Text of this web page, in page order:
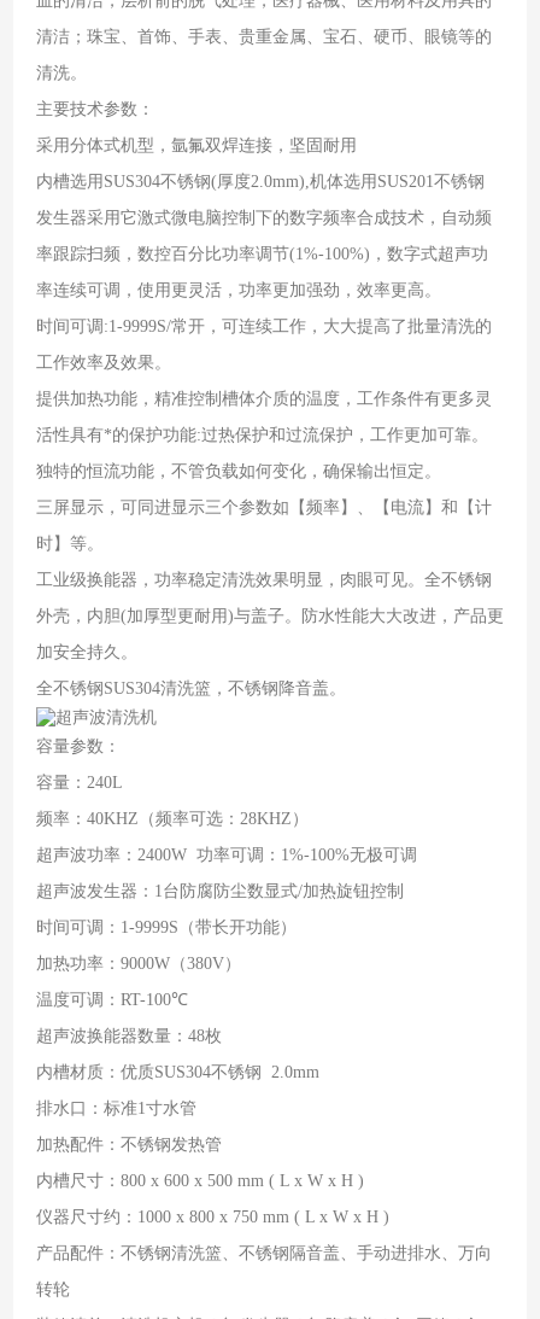
清洁；珠宝、首饰、手表、贵重金属、宝石、硬币、眼镜等的
清洗。
主要技术参数：
采用分体式机型，氩氟双焊连接，坚固耐用
内槽选用SUS304不锈钢(厚度2.0mm),机体选用SUS201不锈钢
发生器采用它激式微电脑控制下的数字频率合成技术，自动频
率跟踪扫频，数控百分比功率调节(1%-100%)，数字式超声功
率连续可调，使用更灵活，功率更加强劲，效率更高。
时间可调:1-9999S/常开，可连续工作，大大提高了批量清洗的
工作效率及效果。
提供加热功能，精准控制槽体介质的温度，工作条件有更多灵
活性具有*的保护功能:过热保护和过流保护，工作更加可靠。
独特的恒流功能，不管负载如何变化，确保输出恒定。
三屏显示，可同进显示三个参数如【频率】、【电流】和【计
时】等。
工业级换能器，功率稳定清洗效果明显，肉眼可见。全不锈钢
外壳，内胆(加厚型更耐用)与盖子。防水性能大大改进，产品更
加安全持久。
全不锈钢SUS304清洗篮，不锈钢降音盖。
容量参数：
容量：240L
频率：40KHZ（频率可选：28KHZ）
超声波功率：2400W 功率可调：1%-100%无极可调
超声波发生器：1台防腐防尘数显式/加热旋钮控制
时间可调：1-9999S（带长开功能）
加热功率：9000W（380V）
温度可调：RT-100℃
超声波换能器数量：48枚
内槽材质：优质SUS304不锈钢 2.0mm
排水口：标准1寸水管
加热配件：不锈钢发热管
内槽尺寸：800 x 600 x 500 mm ( L x W x H )
仪器尺寸约：1000 x 800 x 750 mm ( L x W x H )
产品配件：不锈钢清洗篮、不锈钢隔音盖、手动进排水、万向
转轮